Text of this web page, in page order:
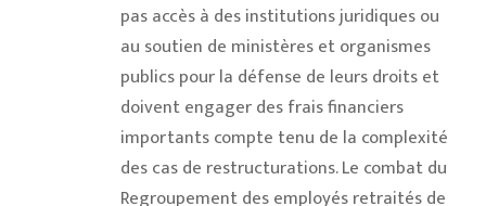
pas accès à des institutions juridiques ou
au soutien de ministères et organismes
publics pour la défense de leurs droits et
doivent engager des frais financiers
importants compte tenu de la complexité
des cas de restructurations. Le combat du
Regroupement des employés retraités de